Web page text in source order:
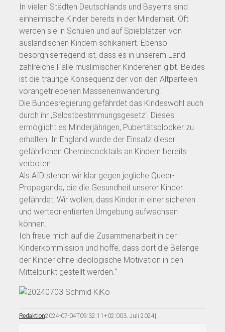
In vielen Städten Deutschlands und Bayerns sind
einheimische Kinder bereits in der Minderheit. Oft
werden sie in Schulen und auf Spielplätzen von
ausländischen Kindern schikaniert. Ebenso
besorgniserregend ist, dass es in unserem Land
zahlreiche Fälle muslimischer Kinderehen gibt. Beides
ist die traurige Konsequenz der von den Altparteien
vorangetriebenen Masseneinwanderung.
Die Bundesregierung gefährdet das Kindeswohl auch
durch ihr ‚Selbstbestimmungsgesetz‘. Dieses
ermöglicht es Minderjährigen, Pubertätsblocker zu
erhalten. In England wurde der Einsatz dieser
gefährlichen Chemiecocktails an Kindern bereits
verboten.
Als AfD stehen wir klar gegen jegliche Queer-
Propaganda, die die Gesundheit unserer Kinder
gefährdet! Wir wollen, dass Kinder in einer sicheren
und werteorientierten Umgebung aufwachsen
können.
Ich freue mich auf die Zusammenarbeit in der
Kinderkommission und hoffe, dass dort die Belange
der Kinder ohne ideologische Motivation in den
Mittelpunkt gestellt werden.“
Redaktion2024-07-04T09:32:11+02:003. Juli 2024|